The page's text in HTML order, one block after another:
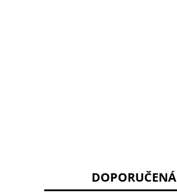
DOPORUČENÁ